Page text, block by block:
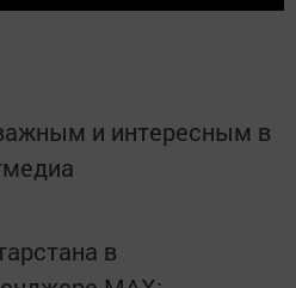
и интересным в
в